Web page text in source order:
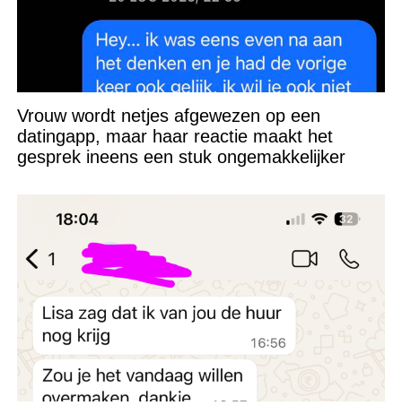
Vrouw wordt netjes afgewezen op een
datingapp, maar haar reactie maakt het
gesprek ineens een stuk ongemakkelijker